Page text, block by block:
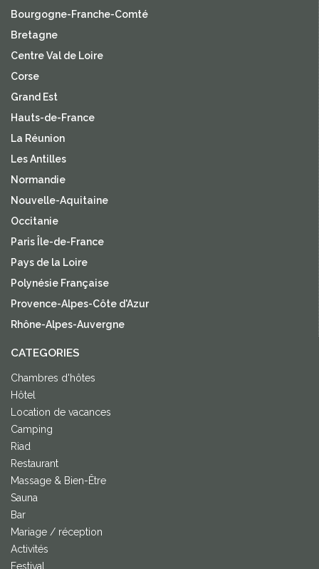
Bourgogne-Franche-Comté
Bretagne
Centre Val de Loire
Corse
Grand Est
Hauts-de-France
La Réunion
Les Antilles
Normandie
Nouvelle-Aquitaine
Occitanie
Paris Île-de-France
Pays de la Loire
Polynésie Française
Provence-Alpes-Côte d'Azur
Rhône-Alpes-Auvergne
CATEGORIES
Chambres d'hôtes
Hôtel
Location de vacances
Camping
Riad
Restaurant
Massage & Bien-Être
Sauna
Bar
Mariage / réception
Activités
Festival